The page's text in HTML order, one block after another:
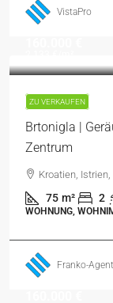
VistaPro
ZU VERKAUFEN
Brtonigla |
Zentrum
Kroatien,
75 m² 2
WOHNUNG,
Franko-Agent